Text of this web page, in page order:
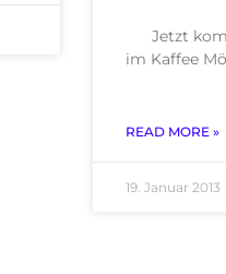
Jetzt
im Kaffee
READ MORE »
19. Januar 2013